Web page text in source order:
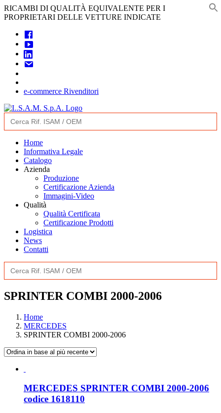
Skip
to
RICAMBI DI QUALITÀ EQUIVALENTE PER I
PROPRIETARI DELLE VETTURE INDICATE
e-commerce Rivenditori
Search
for:
Home
Informativa Legale
Catalogo
Azienda
Produzione
Certificazione Azienda
Immagini-Video
Qualità
Qualità Certificata
Certificazione Prodotti
Logistica
News
Contatti
Search
for:
SPRINTER COMBI 2000-2006
Home
MERCEDES
SPRINTER COMBI 2000-2006
MERCEDES SPRINTER COMBI 2000-2006
codice 1618110